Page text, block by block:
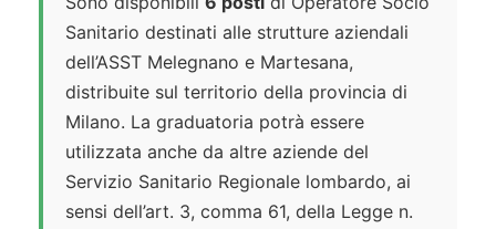
Sanitario destinati alle strutture aziendali
dell’ASST Melegnano e Martesana,
distribuite sul territorio della provincia di
Milano. La graduatoria potrà essere
utilizzata anche da altre aziende del
Servizio Sanitario Regionale lombardo, ai
sensi dell’art. 3, comma 61, della Legge n.